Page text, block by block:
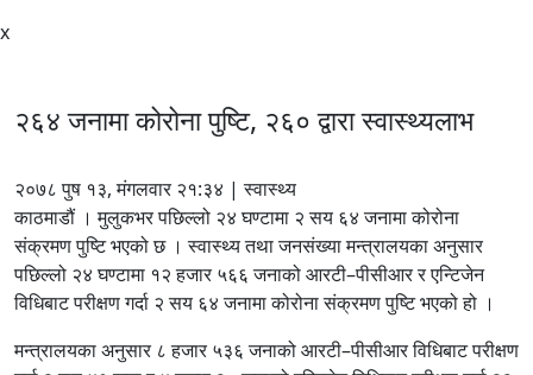
x
२६४ जनामा कोरोना पुष्टि, २६० द्वारा स्वास्थ्यलाभ
२०७८ पुष १३, मंगलवार २१:३४ | स्वास्थ्य
काठमाडौं । मुलुकभर पछिल्लो २४ घण्टामा २ सय ६४ जनामा कोरोना
संक्रमण पुष्टि भएको छ । स्वास्थ्य तथा जनसंख्या मन्त्रालयका अनुसार
पछिल्लो २४ घण्टामा १२ हजार ५६६ जनाको आरटी–पीसीआर र एन्टिजेन
विधिबाट परीक्षण गर्दा २ सय ६४ जनामा कोरोना संक्रमण पुष्टि भएको हो ।
मन्त्रालयका अनुसार ८ हजार ५३६ जनाको आरटी–पीसीआर विधिबाट परीक्षण